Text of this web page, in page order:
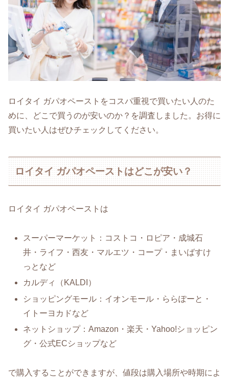
ロイタイ ガパオペーストをコスパ重視で買いたい人のた
めに、どこで買うのが安いのか？を調査しました。お得に
買いたい人はぜひチェックしてください。
ロイタイ ガパオペーストはどこが安い？
ロイタイ ガパオペーストは
スーパーマーケット：コストコ・ロピア・成城石
井・ライフ・西友・マルエツ・コープ・まいばすけ
っとなど
カルディ（KALDI）
ショッピングモール：イオンモール・ららぽーと・
イトーヨカドなど
ネットショップ：Amazon・楽天・Yahoo!ショッピン
グ・公式ECショップなど
で購入することができますが、値段は購入場所や時期によ